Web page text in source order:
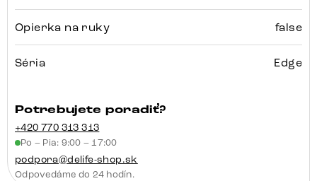
Opierka na ruky false
Séria Edge
Potrebujete poradiť?
+420 770 313 313
Po – Pia: 9:00 – 17:00
podpora@delife-shop.sk
Odpovedáme do 24 hodín.